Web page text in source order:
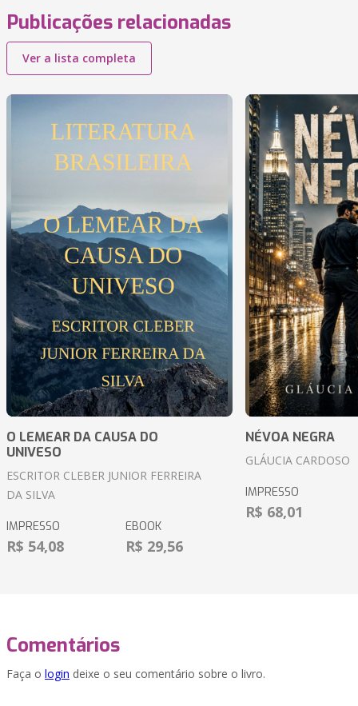
Publicações relacionadas
Ver a lista completa
O LEMEAR DA CAUSA DO
UNIVESO
ESCRITOR CLEBER JUNIOR FERREIRA
DA SILVA
IMPRESSO
R$ 54,08
EBOOK
R$ 29,56
NÉVOA NEGRA
GLÁUCIA CARDOSO
IMPRESSO
R$ 68,01
Comentários
Faça o login deixe o seu comentário sobre o livro.